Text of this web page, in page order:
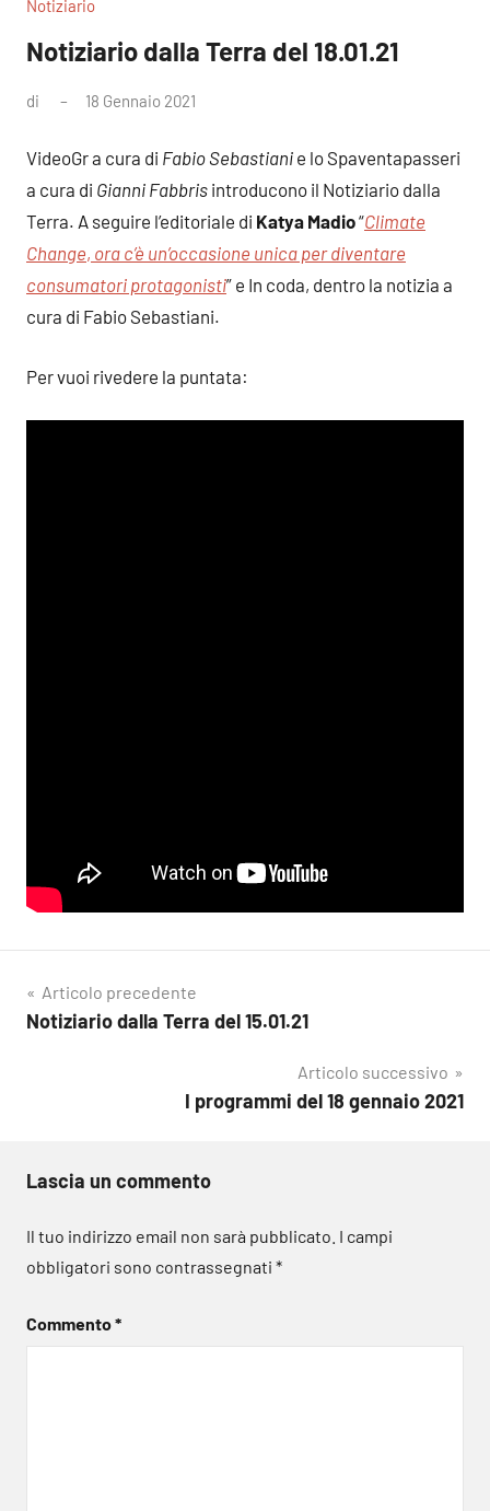
Notiziario
Notiziario dalla Terra del 18.01.21
di 18 Gennaio 2021
VideoGr a cura di Fabio Sebastiani e lo Spaventapasseri
a cura di Gianni Fabbris introducono il Notiziario dalla
Terra. A seguire l’editoriale di Katya Madio“Climate
Change, ora c’è un’occasione unica per diventare
consumatori protagonisti” e In coda, dentro la notizia a
cura di Fabio Sebastiani.
Per vuoi rivedere la puntata:
Navigazione
articoli
Articolo precedente
Notiziario dalla Terra del 15.01.21
Articolo successivo
I programmi del 18 gennaio 2021
Lascia un commento
Il tuo indirizzo email non sarà pubblicato. I campi
obbligatori sono contrassegnati *
Commento*